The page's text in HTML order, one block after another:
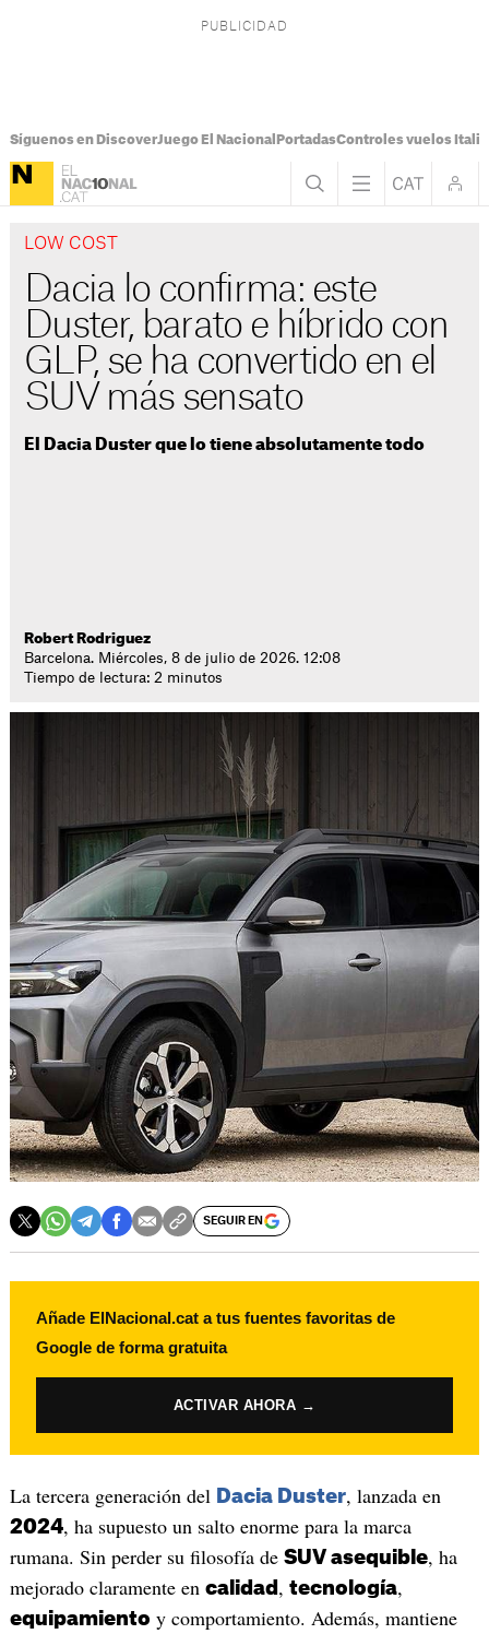
Síguenos en DiscoverJuego El Nacional PortadasControles vuelos Italia
LOW COST
Dacia lo confirma: este
Duster, barato e híbrido con
GLP, se ha convertido en el
SUV más sensato
El Dacia Duster que lo tiene absolutamente todo
Robert Rodriguez
Barcelona. Miércoles, 8 de julio de 2026. 12:08
Tiempo de lectura: 2 minutos
SEGUIR EN
Añade ElNacional.cat a tus fuentes favoritas de
Google de forma gratuita
ACTIVAR AHORA →
La tercera generación del Dacia Duster, lanzada en
2024, ha supuesto un salto enorme para la marca
rumana. Sin perder su filosofía de SUV asequible, ha
mejorado claramente en calidad , tecnología,
equipamiento y comportamiento. Además, mantiene